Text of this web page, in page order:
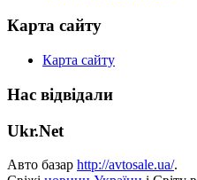
Карта сайту
Карта сайту
Нас відвідали
Ukr.Net
Авто базар http://avtosale.ua/.